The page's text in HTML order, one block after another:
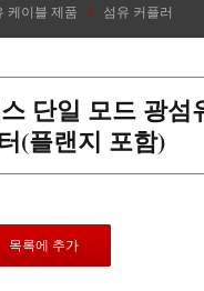
케이블 제품 섬유 커플러
단일 모드 광섬
(플랜지 포함)
목록에 추가